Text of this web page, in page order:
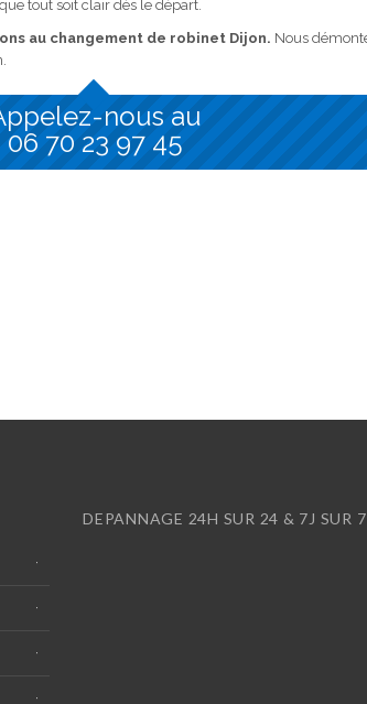
tout soit clair dès le départ.
au changement de robinet Dijon. Nous
nous au
06 70 23 97 45
DEPANNAGE 24H SUR 24 & 7J SUR 7